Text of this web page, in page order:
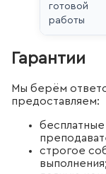
готовой
работы
Гарантии
Мы берём
предоставляем:
строгое
выполнения;